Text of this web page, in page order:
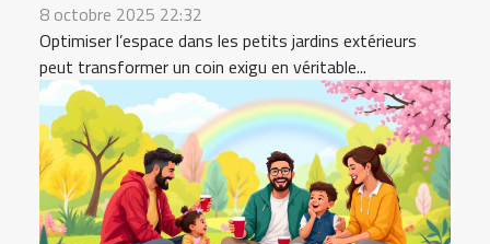
8 octobre 2025 22:32
Optimiser l’espace dans les petits jardins extérieurs
peut transformer un coin exigu en véritable...